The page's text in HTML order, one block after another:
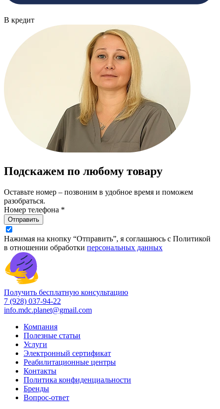
В кредит
Подскажем по любому товару
Оставьте номер – позвоним в удобное время и поможем
разобраться.
Номер телефона *
Отправить
Нажимая на кнопку “Отправить”, я соглашаюсь с Политикой
в отношении обработки персональных данных
Получить бесплатную консультацию
7 (928) 037-94-22
info.mdc.planet@gmail.com
Компания
Полезные статьи
Услуги
Электронный сертификат
Реабилитационные центры
Контакты
Политика конфиденциальности
Бренды
Вопрос-ответ